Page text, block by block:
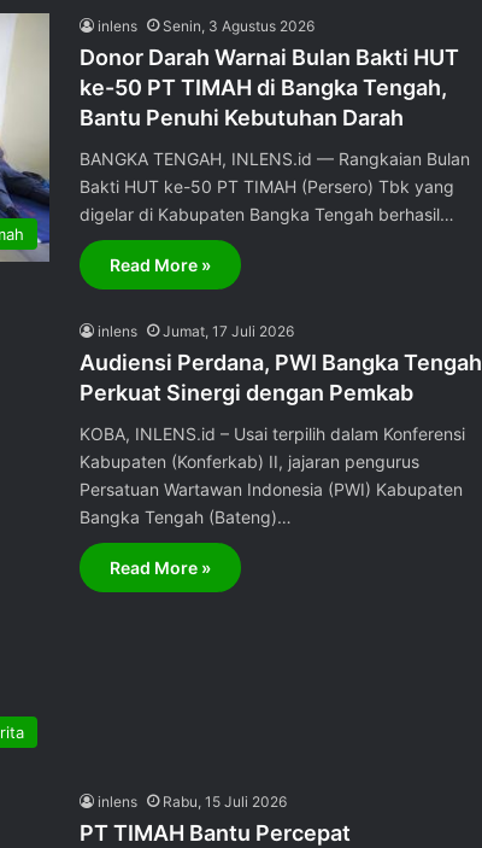
inlens Senin, 3 Agustus 2026
Donor Darah Warnai Bulan Bakti HUT
ke-50 PT TIMAH di Bangka Tengah,
Bantu Penuhi Kebutuhan Darah
BANGKA TENGAH, INLENS.id — Rangkaian Bulan
Bakti HUT ke-50 PT TIMAH (Persero) Tbk yang
digelar di Kabupaten Bangka Tengah berhasil…
Read More »
inlens Jumat, 17 Juli 2026
Audiensi Perdana, PWI Bangka Tengah
Perkuat Sinergi dengan Pemkab
KOBA, INLENS.id – Usai terpilih dalam Konferensi
Kabupaten (Konferkab) II, jajaran pengurus
Persatuan Wartawan Indonesia (PWI) Kabupaten
Bangka Tengah (Bateng)…
Read More »
inlens Rabu, 15 Juli 2026
PT TIMAH Bantu Percepat